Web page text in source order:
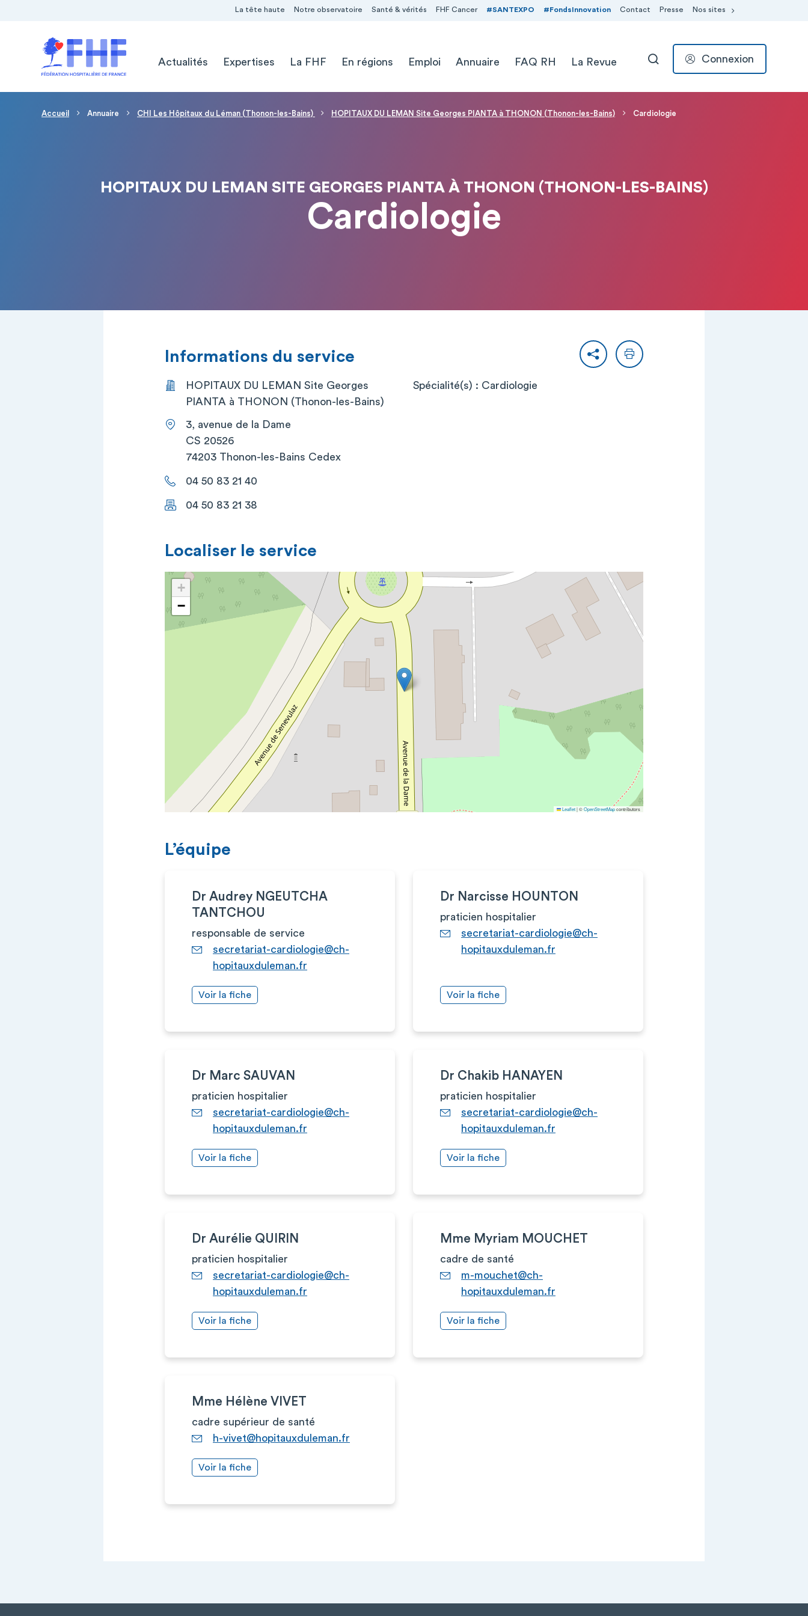
La tête haute Notre observatoire Santé & vérités FHF Cancer #SANTEXPO #FondsInnovation Contact Presse Nos sites
Actualités
Expertises La FHF En régions Emploi Annuaire FAQ RH La Revue RECHERCHER
Connexion
Fil d'Ariane
Accueil Annuaire CHI Les Hôpitaux du Léman (Thonon-les-Bains) HOPITAUX DU LEMAN Site Georges PIANTA à THONON (Thonon-les-Bains) Cardiologie
HOPITAUX DU LEMAN SITE GEORGES PIANTA À THONON (THONON-LES-BAINS)
Cardiologie
PartagerImprimer
Informations du service
HOPITAUX DU LEMAN Site Georges
PIANTA à THONON (Thonon-les-Bains)
3, avenue de la Dame
CS 20526
74203 Thonon-les-Bains Cedex
04 50 83 21 40
04 50 83 21 38
Spécialité(s) : Cardiologie
Localiser le service
+
−
Leaflet|©OpenStreetMapcontributors
L’équipe
Dr Audrey NGEUTCHA
TANTCHOU
responsable de service
secretariat-cardiologie@ch-
hopitauxduleman.fr
Voir la fiche
Dr Narcisse HOUNTON
praticien hospitalier
secretariat-cardiologie@ch-
hopitauxduleman.fr
Voir la fiche
Dr Marc SAUVAN
praticien hospitalier
secretariat-cardiologie@ch-
hopitauxduleman.fr
Voir la fiche
Dr Chakib HANAYEN
praticien hospitalier
secretariat-cardiologie@ch-
hopitauxduleman.fr
Voir la fiche
Dr Aurélie QUIRIN
praticien hospitalier
secretariat-cardiologie@ch-
hopitauxduleman.fr
Voir la fiche
Mme Myriam MOUCHET
cadre de santé
m-mouchet@ch-
hopitauxduleman.fr
Voir la fiche
Mme Hélène VIVET
cadre supérieur de santé
h-vivet@hopitauxduleman.fr
Voir la fiche